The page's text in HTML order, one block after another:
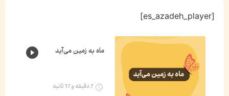
[es_azadeh_player]
ماه به زمین می‌آید
7 دقیقه و 17 ثانیه